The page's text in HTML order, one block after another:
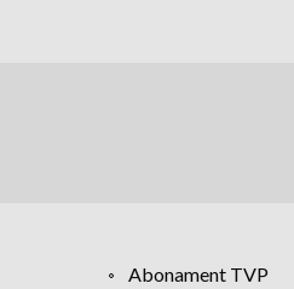
Abonament TVP